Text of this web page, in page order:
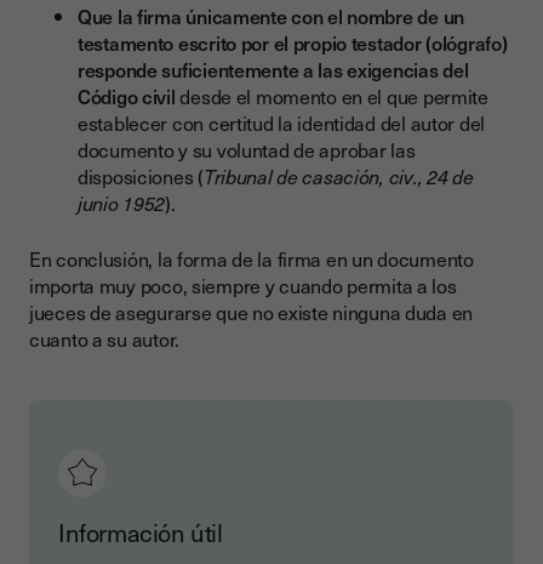
Que la firma únicamente con el nombre de un
testamento escrito por el propio testador (ológrafo)
responde suficientemente a las exigencias del
Código civildesde el momento en el que permite
establecer con certitud la identidad del autor del
documento y su voluntad de aprobar las
disposiciones (Tribunal de casación, civ., 24 de
junio 1952).
En conclusión, la forma de la firma en un documento
importa muy poco, siempre y cuando permita a los
jueces de asegurarse que no existe ninguna duda en
cuanto a su autor.
Información útil